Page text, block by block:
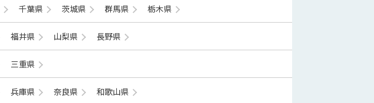
千葉県 茨城県 群馬県 栃木県
福井県 山梨県 長野県
三重県
兵庫県 奈良県 和歌山県